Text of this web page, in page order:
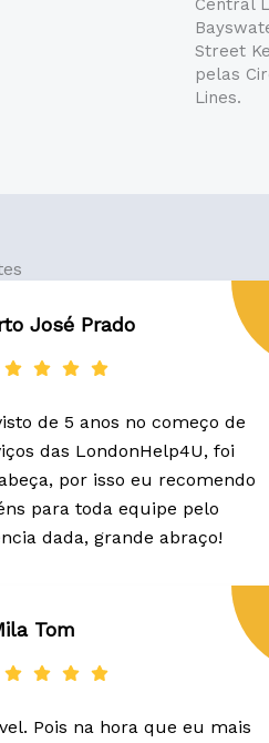
Street
pelas
Lines.
José Prado
de 5 anos no começo de
das LondonHelp4U, foi
por isso eu recomendo
para toda equipe pelo
dada, grande abraço!
Tom
Pois na hora que eu mais